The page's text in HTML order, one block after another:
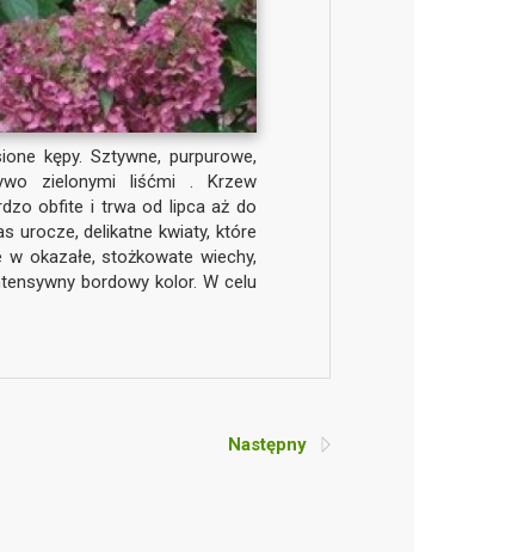
kępy. Sztywne, purpurowe,
zielonymi liśćmi . Krzew
obfite i trwa od lipca aż do
urocze, delikatne kwiaty, które
okazałe, stożkowate wiechy,
bordowy kolor. W celu
Następny